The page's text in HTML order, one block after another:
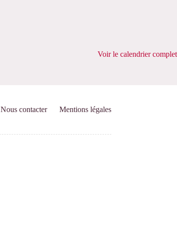
Voir le calendrier complet
Nous contacter Mentions légales